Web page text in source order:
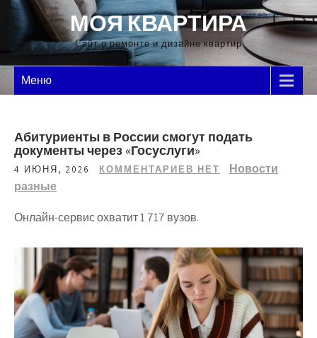
Перейти
содержимому
МОЯ КВАРТИРА
Сайт о ремонте и дизайне квартир
Меню
Абитуриенты в России смогут подать
документы через «Госуслуги»
4 ИЮНЯ, 2026 КОММЕНТАРИЕВ НЕТ
Новости
разные
Онлайн-сервис охватит 1 717 вузов.